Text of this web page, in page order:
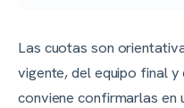
Las cuotas son
vigente, del equipo final y
conviene confirmarlas en